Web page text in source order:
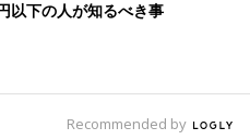
以下の人が知るべき事
Recommended by